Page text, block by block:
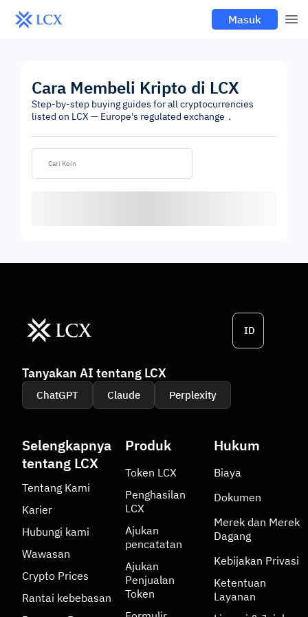
Masuk
Cara Membeli Kripto di LCX
Step-by-step buying guides for all cryptocurrencies
listed on LCX — Europe's regulated exchange．
ID
Tanyakan AI tentang LCX
ChatGPT Claude Perplexity
Selengkapnya
tentang LCX
Tentang Kami
Karier
Hubungi kami
Wawasan
Crypto Prices
Rantai kebebasan
Produk
Token LCX
Penghasilan
LCX
Ajukan
pencatatan
Ajukan
Penjualan
Token
Hukum
Biaya
Dokumen
Merek dan Merek
Dagang
Kebijakan Privasi
Ketentuan
Layanan